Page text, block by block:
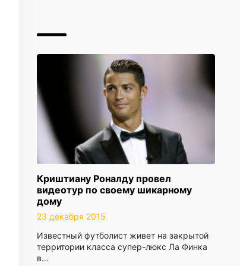
Криштиану Роналду провел
видеотур по своему шикарному
дому
23 декабря 2015
Известный футболист живет на закрытой
территории класса супер-люкс Ла Финка
в…